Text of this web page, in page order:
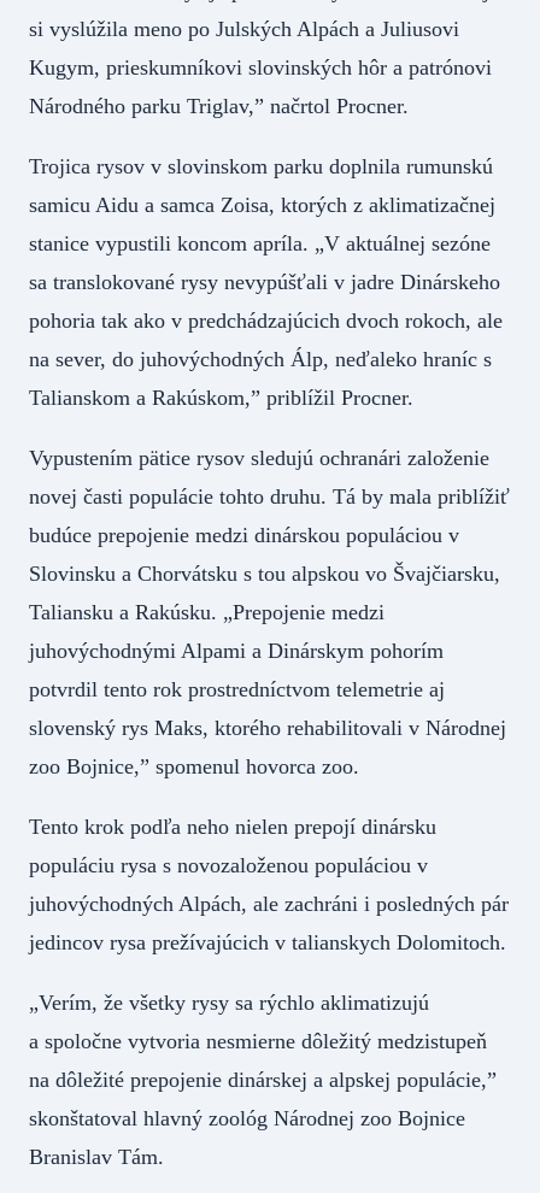
si vyslúžila meno po Julských Alpách a Juliusovi
Kugym, prieskumníkovi slovinských hôr a patrónovi
Národného parku Triglav,” načrtol Procner.
Trojica rysov v slovinskom parku doplnila rumunskú
samicu Aidu a samca Zoisa, ktorých z aklimatizačnej
stanice vypustili koncom apríla. „V aktuálnej sezóne
sa translokované rysy nevypúšťali v jadre Dinárskeho
pohoria tak ako v predchádzajúcich dvoch rokoch, ale
na sever, do juhovýchodných Álp, neďaleko hraníc s
Talianskom a Rakúskom,” priblížil Procner.
Vypustením pätice rysov sledujú ochranári založenie
novej časti populácie tohto druhu. Tá by mala priblížiť
budúce prepojenie medzi dinárskou populáciou v
Slovinsku a Chorvátsku s tou alpskou vo Švajčiarsku,
Taliansku a Rakúsku. „Prepojenie medzi
juhovýchodnými Alpami a Dinárskym pohorím
potvrdil tento rok prostredníctvom telemetrie aj
slovenský rys Maks, ktorého rehabilitovali v Národnej
zoo Bojnice,” spomenul hovorca zoo.
Tento krok podľa neho nielen prepojí dinársku
populáciu rysa s novozaloženou populáciou v
juhovýchodných Alpách, ale zachráni i posledných pár
jedincov rysa prežívajúcich v talianskych Dolomitoch.
„Verím, že všetky rysy sa rýchlo aklimatizujú
a spoločne vytvoria nesmierne dôležitý medzistupeň
na dôležité prepojenie dinárskej a alpskej populácie,”
skonštatoval hlavný zoológ Národnej zoo Bojnice
Branislav Tám.